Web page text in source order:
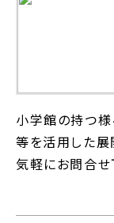
小学館の持つ様
等を活用した展
気軽にお問合せ